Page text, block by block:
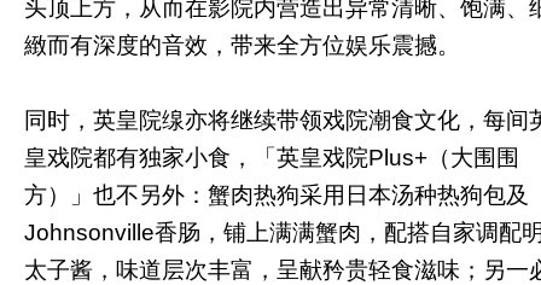
头顶上方，从而在影院内营造出异常清晰、饱满、
緻而有深度的音效，带来全方位娱乐震撼。
同时，英皇院缐亦将继续带领戏院潮食文化，每间
皇戏院都有独家小食，「英皇戏院Plus+（大围围
方）」也不另外：蟹肉热狗采用日本汤种热狗包及
Johnsonville香肠，铺上满满蟹肉，配搭自家调配
太子酱，味道层次丰富，呈献矜贵轻食滋味；另一